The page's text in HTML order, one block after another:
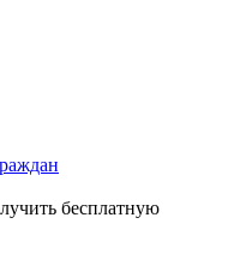
бесплатную